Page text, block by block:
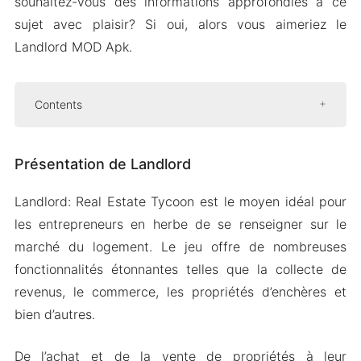
sujet avec plaisir? Si oui, alors vous aimeriez le
Landlord MOD Apk.
Contents
Effectuez des tâches professionnelles au
Négociez des actions et améliorez votre
Propriétés d’enchères
Version Mod APK de Landlord: Real Estate
Tycoon
Présentation de Landlord
Landlord: Real Estate Tycoon est le moyen idéal pour
les entrepreneurs en herbe de se renseigner sur le
marché du logement. Le jeu offre de nombreuses
fonctionnalités étonnantes telles que la collecte de
revenus, le commerce, les propriétés d’enchères et
bien d’autres.
De l’achat et de la vente de propriétés à leur